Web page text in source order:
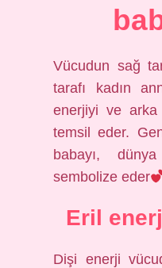
Vücudun sağ
tarafı kadın
enerjiyi ve arka
temsil eder.
babayı,
sembolize eder
Eril
Dişi enerji